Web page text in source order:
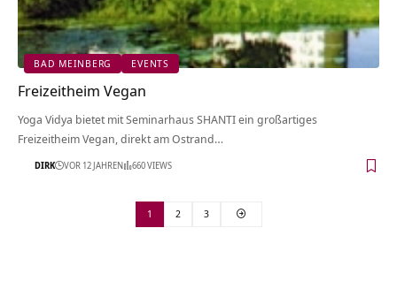
BAD MEINBERG EVENTS
Freizeitheim Vegan
Yoga Vidya bietet mit Seminarhaus SHANTI ein großartiges
Freizeitheim Vegan, direkt am Ostrand…
DIRK VOR 12 JAHREN 660 VIEWS
1 2 3